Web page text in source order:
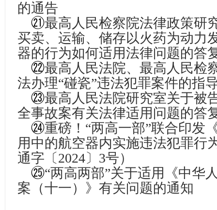
的通告
㉑最高人民检察院法律政策研
买卖、运输、储存以火药为动力
器的行为如何适用法律问题的答
㉒最高人民法院、最高人民检
法办理“碰瓷”违法犯罪案件的指
㉓最高人民法院研究室关于被
全事故案有关法律适用问题的答
㉔重磅！“两高一部”联合印发
用中的航空器内实施违法犯罪行
通字〔2024〕3号）
㉕“两高两部”关于适用《中华
案（十一）》有关问题的通知